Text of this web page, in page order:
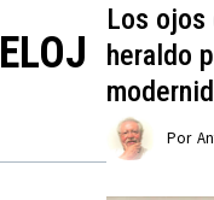
Los ojos
heraldo
Por